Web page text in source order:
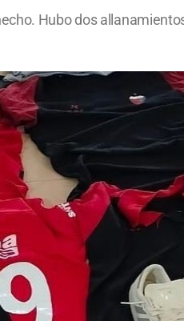
Hubo dos